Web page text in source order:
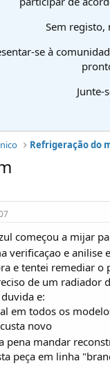
Sem registo,
se à
Junte-
Refrigeração do
começou a mijar
verificaçao e anilise
e tentei remediar o
de um radiador
e:
em todos os
novo
pena mandar
peça em linha